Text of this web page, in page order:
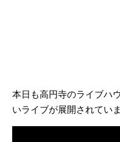
本日も高円寺のライブハ
いライブが展開されてい